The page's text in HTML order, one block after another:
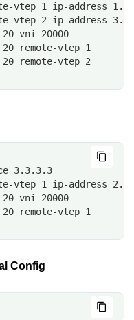
vtep 1 ip-address
vtep 2 ip-address
vni 20000
remote-vtep 1
remote-vtep 2
3.3.3.3
vtep 1 ip-address
vni 20000
remote-vtep 1
Config